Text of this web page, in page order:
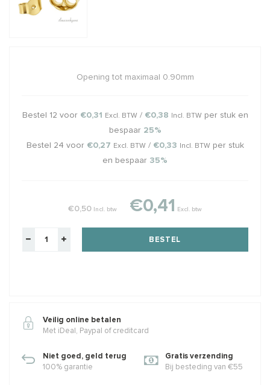
Opening tot maximaal 0.90mm
Bestel 12 voor €0,31 Excl. BTW / €0,38 Incl. BTW per stuk en
bespaar 25%
Bestel 24 voor €0,27 Excl. BTW / €0,33 Incl. BTW per stuk
en bespaar 35%
€0,50 Incl. btw €0,41 Excl. btw
BESTEL
Veilig online betalen
Met iDeal, Paypal of creditcard
Niet goed, geld terug
100% garantie
Gratis verzending
Bij besteding van €55